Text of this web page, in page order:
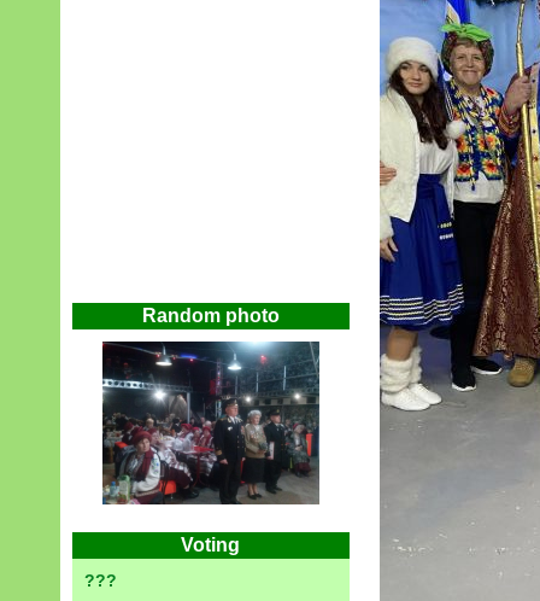
Random photo
Voting
???